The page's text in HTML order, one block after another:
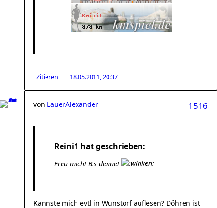
Zitieren 18.05.2011, 20:37
1516
von LauerAlexander
Reini1 hat geschrieben:
Freu mich! Bis denne!
Kannste mich evtl in Wunstorf auflesen? Döhren ist